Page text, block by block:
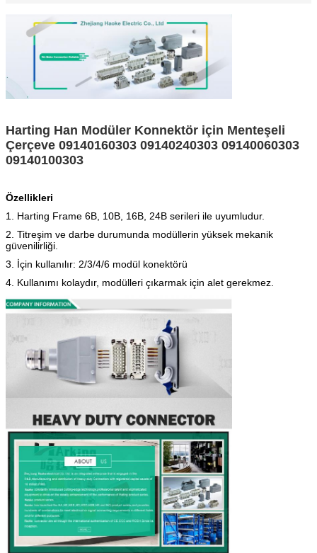
Harting Han Modüler Konnektör için Menteşeli
Çerçeve 09140160303 09140240303 09140060303
09140100303
Özellikleri
1. Harting Frame 6B, 10B, 16B, 24B serileri ile uyumludur.
2. Titreşim ve darbe durumunda modüllerin yüksek mekanik
güvenilirliği.
3. İçin kullanılır: 2/3/4/6 modül konektörü
4. Kullanımı kolaydır, modülleri çıkarmak için alet gerekmez.